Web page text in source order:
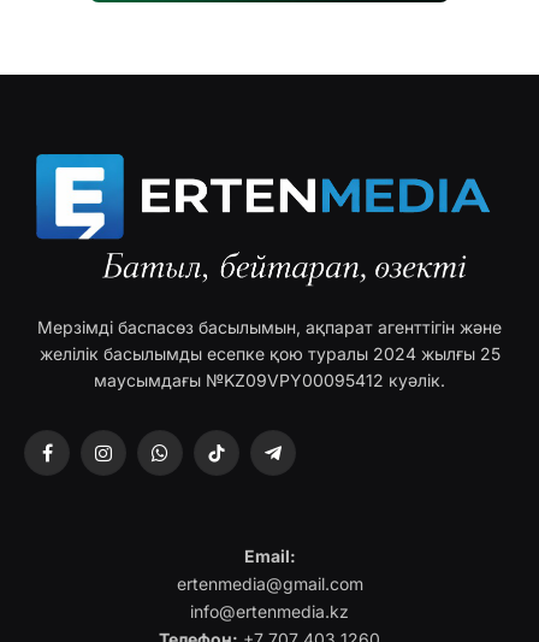
Мерзімді баспасөз басылымын, ақпарат агенттігін және
желілік басылымды есепке қою туралы 2024 жылғы 25
маусымдағы №KZ09VPY00095412 куәлік.
FacebookInstagramWhatsAppTikTok Telegram
Email:
ertenmedia@gmail.com
info@ertenmedia.kz